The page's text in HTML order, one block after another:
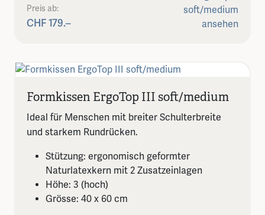
Preis ab:
CHF 179.–
Formkissen ErgoTop III soft/medium
Ideal für Menschen mit breiter Schulterbreite
und starkem Rundrücken.
Stützung: ergonomisch geformter
Naturlatexkern mit 2 Zusatzeinlagen
Höhe: 3 (hoch)
Grösse: 40 x 60 cm